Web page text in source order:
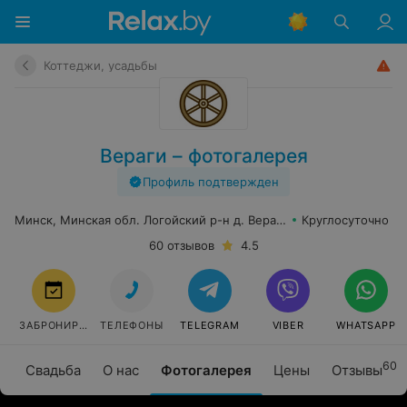
Коттеджи, усадьбы
Вераги – фотогалерея
Профиль подтвержден
Свадьба О нас Фотогалерея Цены Отзывы60
Минск, Минская обл. Логойский р-н д. Вераги
Круглосуточно
60 отзывов
4.5
ЗАБРОНИРОВАТЬТЕЛЕФОНЫ TELEGRAM VIBER WHATSAPP